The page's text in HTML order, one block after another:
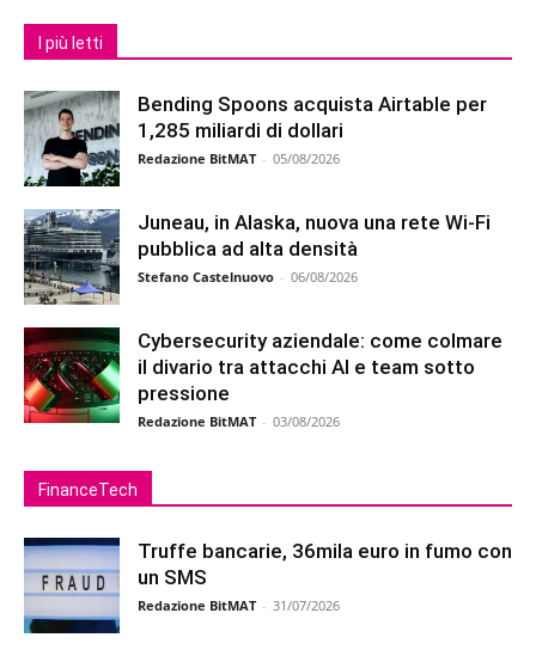
I più letti
Bending Spoons acquista Airtable per
1,285 miliardi di dollari
Redazione BitMAT - 05/08/2026
Juneau, in Alaska, nuova una rete Wi-Fi
pubblica ad alta densità
Stefano Castelnuovo - 06/08/2026
Cybersecurity aziendale: come colmare
il divario tra attacchi AI e team sotto
pressione
Redazione BitMAT - 03/08/2026
FinanceTech
Truffe bancarie, 36mila euro in fumo con
un SMS
Redazione BitMAT - 31/07/2026